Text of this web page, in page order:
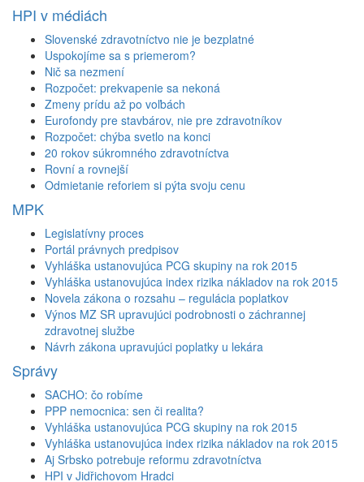
HPI v médiách
Slovenské zdravotníctvo nie je bezplatné
Uspokojíme sa s priemerom?
Nič sa nezmení
Rozpočet: prekvapenie sa nekoná
Zmeny prídu až po voľbách
Eurofondy pre stavbárov, nie pre zdravotníkov
Rozpočet: chýba svetlo na konci
20 rokov súkromného zdravotníctva
Rovní a rovnejší
Odmietanie reforiem si pýta svoju cenu
MPK
Legislatívny proces
Portál právnych predpisov
Vyhláška ustanovujúca PCG skupiny na rok 2015
Vyhláška ustanovujúca index rizika nákladov na rok 2015
Novela zákona o rozsahu – regulácia poplatkov
Výnos MZ SR upravujúci podrobnosti o záchrannej
zdravotnej službe
Návrh zákona upravujúci poplatky u lekára
Správy
SACHO: čo robíme
PPP nemocnica: sen či realita?
Vyhláška ustanovujúca PCG skupiny na rok 2015
Vyhláška ustanovujúca index rizika nákladov na rok 2015
Aj Srbsko potrebuje reformu zdravotníctva
HPI v Jidřichovom Hradci